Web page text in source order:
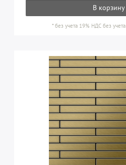
В корзину
*без учета 19% НДС без учета